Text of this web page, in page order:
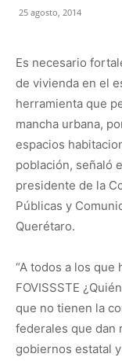
25 agosto, 2014
Es necesario
de vivienda en el
herramienta que
mancha urbana,
espacios
población, señaló
presidente de la
Públicas y
Querétaro.
“A todos a los que
FOVISSSTE
que no tienen la
federales que dan
gobiernos estatal